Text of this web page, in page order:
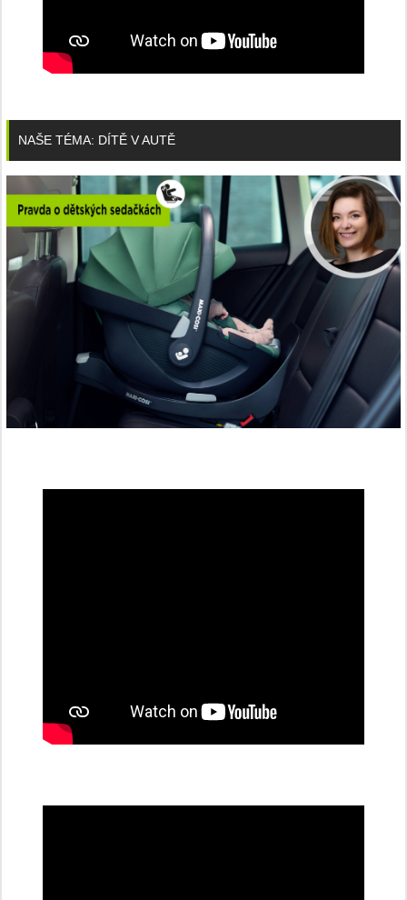
NAŠE TÉMA: DÍTĚ V AUTĚ